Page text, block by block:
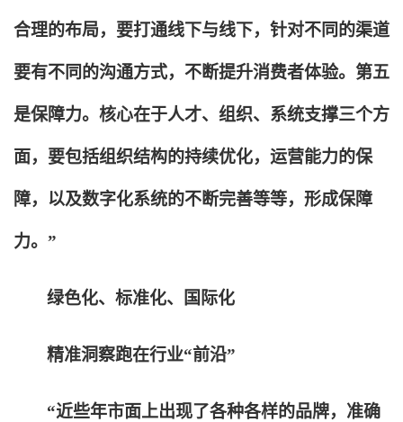
合理的布局，要打通线下与线下，针对不同的渠道
要有不同的沟通方式，不断提升消费者体验。第五
是保障力。核心在于人才、组织、系统支撑三个方
面，要包括组织结构的持续优化，运营能力的保
障，以及数字化系统的不断完善等等，形成保障
力。”
绿色化、标准化、国际化
精准洞察跑在行业“前沿”
“近些年市面上出现了各种各样的品牌，准确